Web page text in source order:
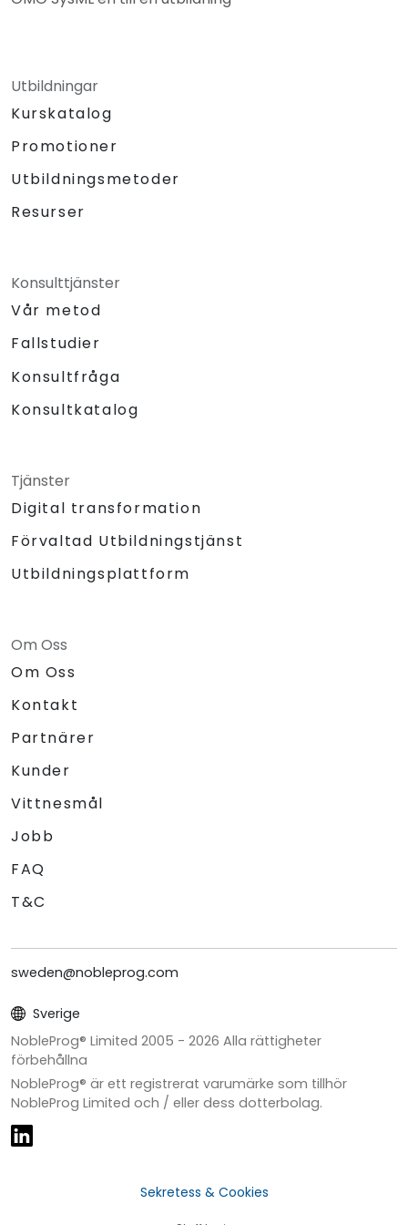
Utbildningar
Kurskatalog
Promotioner
Utbildningsmetoder
Resurser
Konsulttjänster
Vår metod
Fallstudier
Konsultfråga
Konsultkatalog
Tjänster
Digital transformation
Förvaltad Utbildningstjänst
Utbildningsplattform
Om Oss
Om Oss
Kontakt
Partnärer
Kunder
Vittnesmål
Jobb
FAQ
T&C
sweden@nobleprog.com
Sverige
NobleProg® Limited 2005 - 2026 Alla rättigheter
förbehållna
NobleProg® är ett registrerat varumärke som tillhör
NobleProg Limited och / eller dess dotterbolag.
Sekretess & Cookies